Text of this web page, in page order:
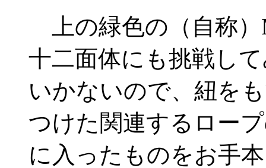
上の緑色の（自称）
十二面体にも挑戦し
いかないので、紐を
つけた関連するロー
に入ったものをお手